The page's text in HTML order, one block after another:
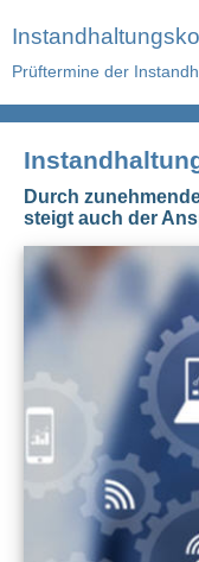
Prüftermine der
Durch
steigt auch der